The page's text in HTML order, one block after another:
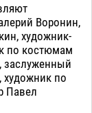
Воронин,
художник-
по костюмам
заслуженный
художник по
Павел